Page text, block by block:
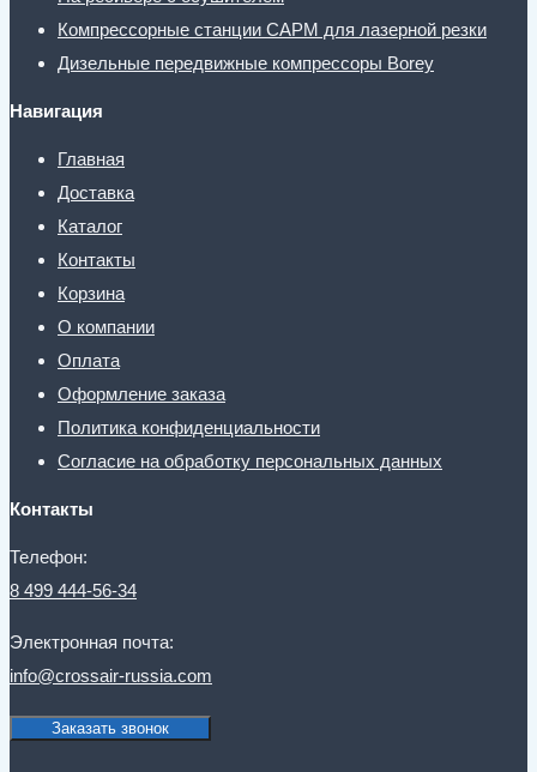
Компрессорные станции CAPM для лазерной резки
Дизельные передвижные компрессоры Borey
Навигация
Главная
Доставка
Каталог
Контакты
Корзина
О компании
Оплата
Оформление заказа
Политика конфиденциальности
Согласие на обработку персональных данных
Контакты
Телефон:
8 499 444-56-34
Электронная почта:
info@crossair-russia.com
Заказать звонок